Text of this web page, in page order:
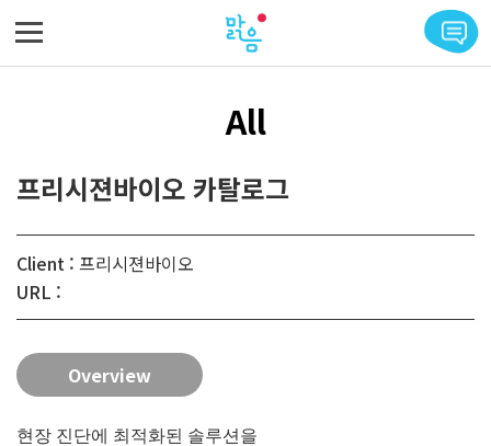
All
프리시젼바이오 카탈로그
Client : 프리시젼바이오
URL :
Overview
현장 진단에 최적화된 솔루션을